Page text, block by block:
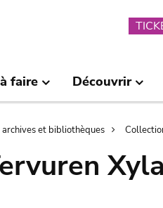
faire Découvrir
et bibliothèques